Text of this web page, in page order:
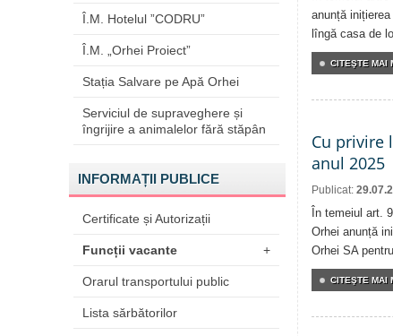
Î.M. Hotelul ”CODRU”
Î.M. „Orhei Proiect”
Stația Salvare pe Apă Orhei
Serviciul de supraveghere și
îngrijire a animalelor fără stăpân
INFORMAȚII PUBLICE
Certificate și Autorizații
Funcții vacante +
Orarul transportului public
Lista sărbătorilor
anunță
lîngă casa de
CITEŞTE MAI
Cu privire
anul 2025
Publicat:
În temeiul art.
Orhei anunță
Orhei SA
CITEŞTE MAI